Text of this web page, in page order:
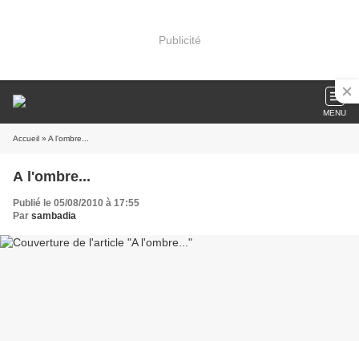
Publicité
MENU
Accueil » A l'ombre...
A l'ombre...
Publié le 05/08/2010 à 17:55
Par sambadia